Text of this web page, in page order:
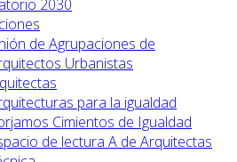
2030
de Agrupaciones de
Urbanistas
para la igualdad
Cimientos de Igualdad
de lectura A de Arquitectas